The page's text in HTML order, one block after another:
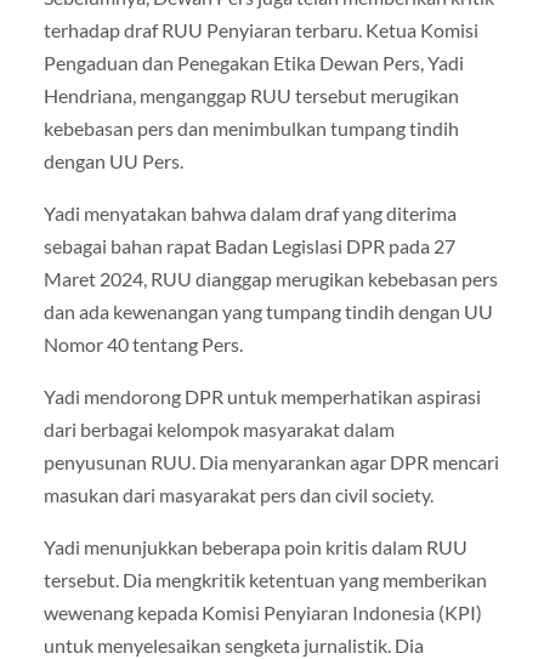
terhadap draf RUU Penyiaran terbaru. Ketua Komisi
Pengaduan dan Penegakan Etika Dewan Pers, Yadi
Hendriana, menganggap RUU tersebut merugikan
kebebasan pers dan menimbulkan tumpang tindih
dengan UU Pers.
Yadi menyatakan bahwa dalam draf yang diterima
sebagai bahan rapat Badan Legislasi DPR pada 27
Maret 2024, RUU dianggap merugikan kebebasan pers
dan ada kewenangan yang tumpang tindih dengan UU
Nomor 40 tentang Pers.
Yadi mendorong DPR untuk memperhatikan aspirasi
dari berbagai kelompok masyarakat dalam
penyusunan RUU. Dia menyarankan agar DPR mencari
masukan dari masyarakat pers dan civil society.
Yadi menunjukkan beberapa poin kritis dalam RUU
tersebut. Dia mengkritik ketentuan yang memberikan
wewenang kepada Komisi Penyiaran Indonesia (KPI)
untuk menyelesaikan sengketa jurnalistik. Dia